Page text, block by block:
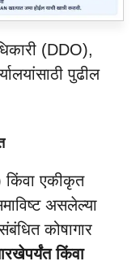
(DDO),
पुढील
किंवा एकीकृत
असलेल्या
कोषागार
किंवा